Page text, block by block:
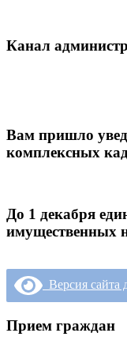
Канал
Вам пришло
комплексных
До 1 декабря
имущественных
Версия сайта
Прием граждан